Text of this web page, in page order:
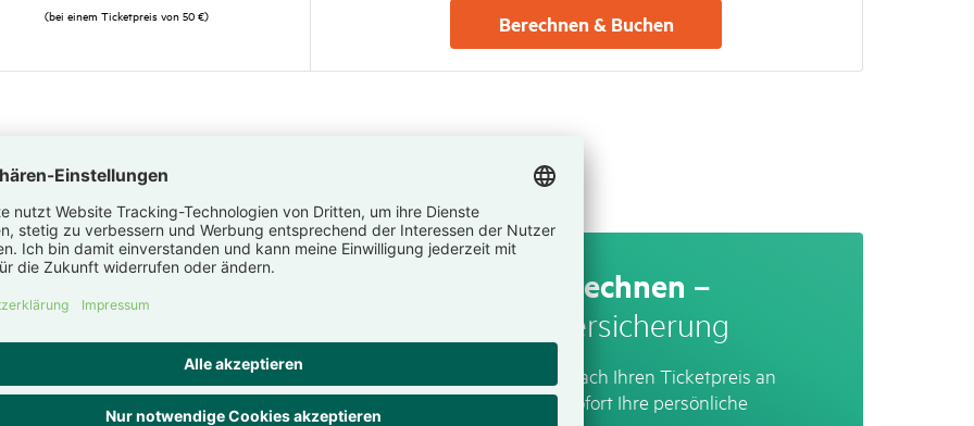
(bei einem Ticket­preis von 50 €) Berechnen & Buchen
Preis be­rech­nen –
Ticket-Versi­che­rung
Passen Sie einfach Ihren Ticketpreis an
und erhalten sofort Ihre persönliche